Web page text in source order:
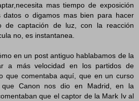
mas tiempo de exposición
datos o digamos mas bien para hacer
de captación de luz, con la reacción
no, es instantanea.
en un post antiguo hablabamos de la
a más velocidad en los partidos de
que comentaba aquí, que en un curso
Canon nos dio en Madrid, en la
que el captor de la Mark Iv al